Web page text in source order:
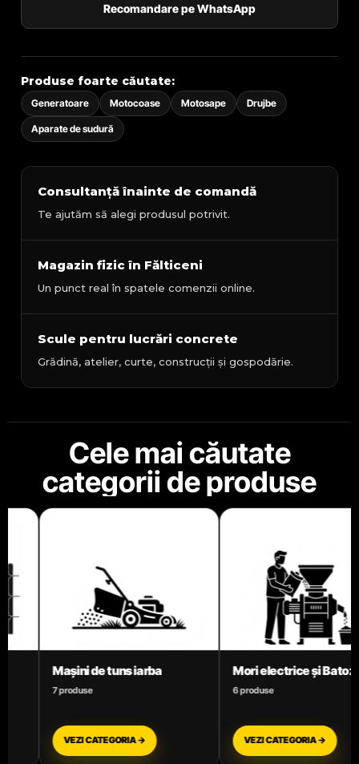
Recomandare pe WhatsApp
Produse foarte căutate:
Generatoare Motocoase Motosape Drujbe
Aparate de sudură
Consultanță înainte de comandă
Te ajutăm să alegi produsul potrivit.
Magazin fizic în Fălticeni
Un punct real în spatele comenzii online.
Scule pentru lucrări concrete
Grădină, atelier, curte, construcții și gospodărie.
Cele mai căutate
categorii de produse
Mori electrice și Batoze
6 produse
VEZI CATEGORIA →
Motoare termice
3 produse
VEZI CATEGORIA →